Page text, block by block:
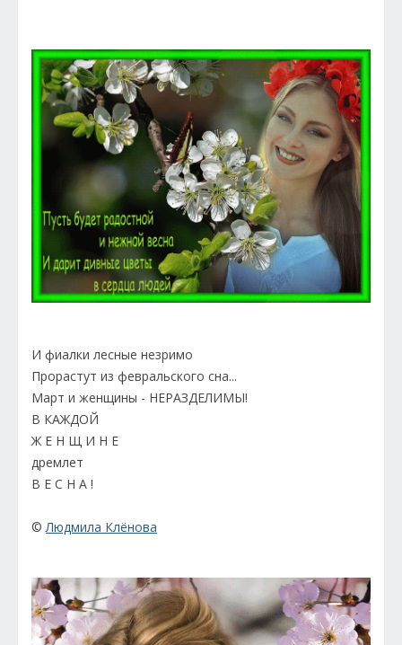
И фиалки лесные незримо
Прорастут из февральского сна...
Март и женщины - НЕРАЗДЕЛИМЫ!
В КАЖДОЙ
Ж Е Н Щ И Н Е
дремлет
В Е С Н А !
© Людмила Клёнова